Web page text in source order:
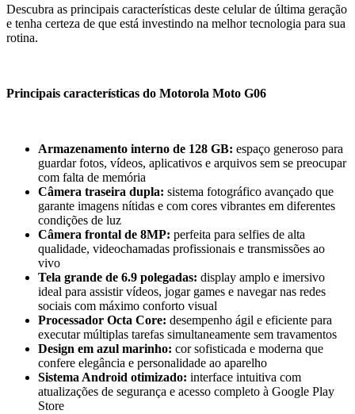
Descubra as principais características deste celular de última geração
e tenha certeza de que está investindo na melhor tecnologia para sua
rotina.
Principais características do Motorola Moto G06
Armazenamento interno de 128 GB: espaço generoso para
guardar fotos, vídeos, aplicativos e arquivos sem se preocupar
com falta de memória
Câmera traseira dupla: sistema fotográfico avançado que
garante imagens nítidas e com cores vibrantes em diferentes
condições de luz
Câmera frontal de 8MP: perfeita para selfies de alta
qualidade, videochamadas profissionais e transmissões ao
vivo
Tela grande de 6.9 polegadas: display amplo e imersivo
ideal para assistir vídeos, jogar games e navegar nas redes
sociais com máximo conforto visual
Processador Octa Core: desempenho ágil e eficiente para
executar múltiplas tarefas simultaneamente sem travamentos
Design em azul marinho: cor sofisticada e moderna que
confere elegância e personalidade ao aparelho
Sistema Android otimizado: interface intuitiva com
atualizações de segurança e acesso completo à Google Play
Store